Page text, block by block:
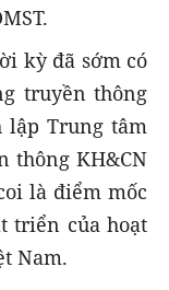
kỳ đã sớm có
truyền thông
lập Trung tâm
thông KH&CN
là điểm mốc
triển của hoạt
Nam.